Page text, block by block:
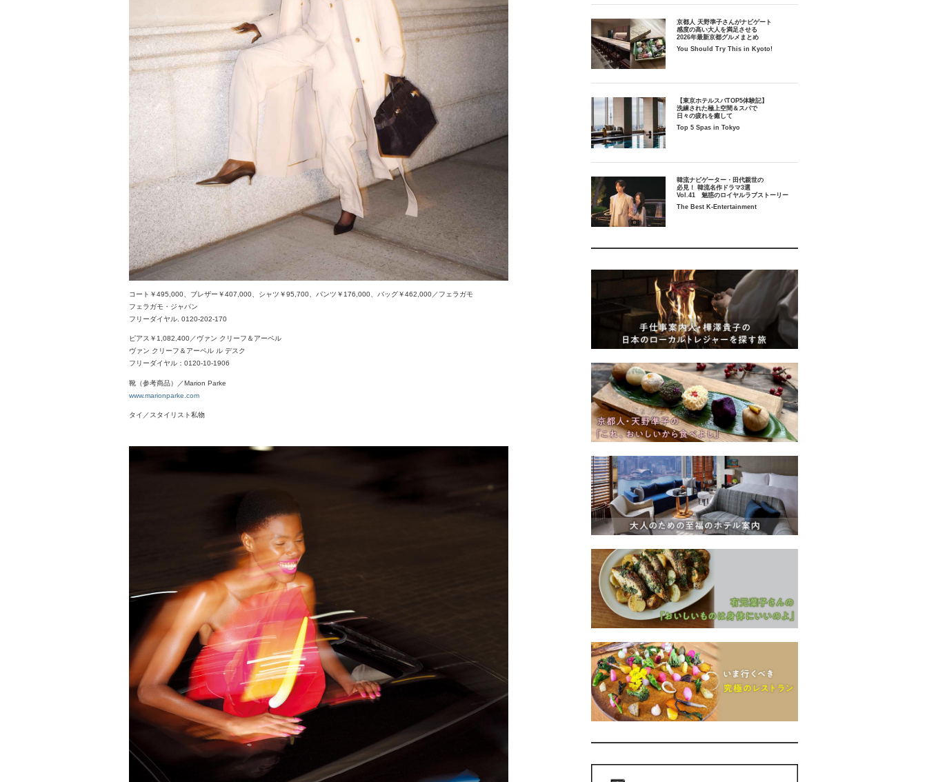
コート￥495,000、ブレザー￥407,000、シャツ￥95,700、パンツ￥176,000、バッグ￥462,000／フェラガモ
フェラガモ・ジャパン
フリーダイヤル. 0120-202-170
ピアス￥1,082,400／ヴァン クリーフ＆アーペル
ヴァン クリーフ＆アーペル ル デスク
フリーダイヤル：0120-10-1906
靴（参考商品）／Marion Parke
www.marionparke.com
タイ／スタイリスト私物
京都人 天野準子さんがナビゲート
感度の高い大人を満足させる
2026年最新京都グルメまとめ
You Should Try This in Kyoto!
【東京ホテルスパTOP5体験記】
洗練された極上空間＆スパで
日々の疲れを癒して
Top 5 Spas in Tokyo
韓流ナビゲーター・田代親世の
必見！ 韓流名作ドラマ3選
Vol.41 魅惑のロイヤルラブストーリー
The Best K-Entertainment